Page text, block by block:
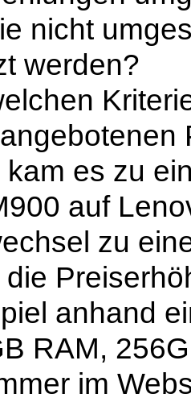
nicht
werden?
kam es zu
auf
zu
anhand
RAM,
im